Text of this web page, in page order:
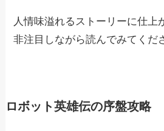
人情味溢れるストーリーに仕上
非注目しながら読んでみてくだ
ロボット英雄伝の序盤攻略